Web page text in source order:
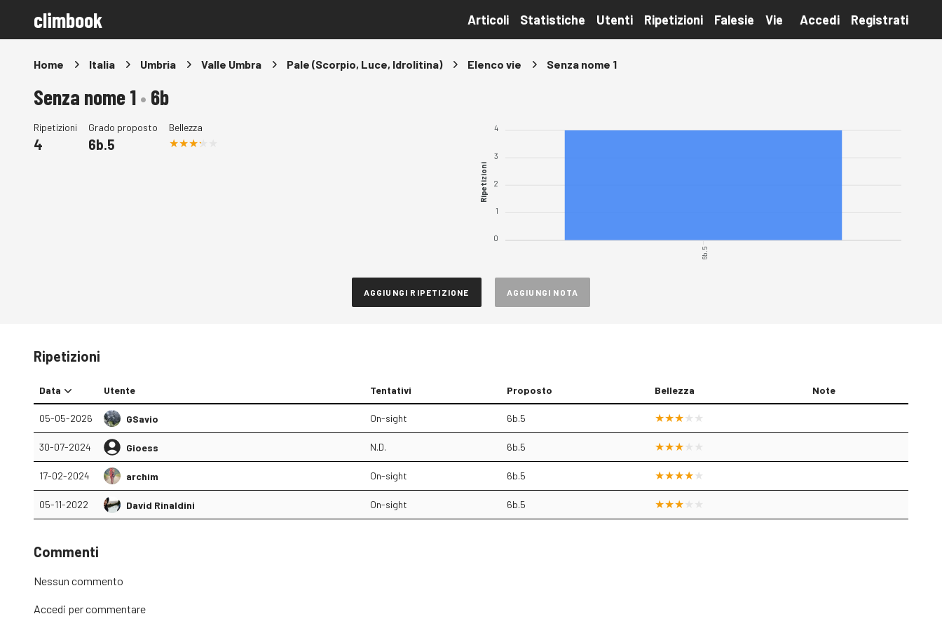
climbook Articoli Statistiche Utenti Ripetizioni Falesie Vie Accedi Registrati
Home Italia Umbria Valle Umbra Pale (Scorpio, Luce, Idrolitina) Elenco vie Senza nome 1
Senza nome 1• 6b
Ripetizioni
4
Grado proposto
6b.5
Bellezza 4
3
2
1
0
Ripetizioni
6b.5
AGGIUNGI RIPETIZIONE AGGIUNGI NOTA
Ripetizioni
Data Utente Tentativi Proposto Bellezza Note
05-05-2026 GSavio On-sight 6b.5
30-07-2024 Gioess N.D. 6b.5
17-02-2024 archim On-sight 6b.5
05-11-2022 David Rinaldini On-sight 6b.5
Commenti
Nessun commento
Accedi per commentare